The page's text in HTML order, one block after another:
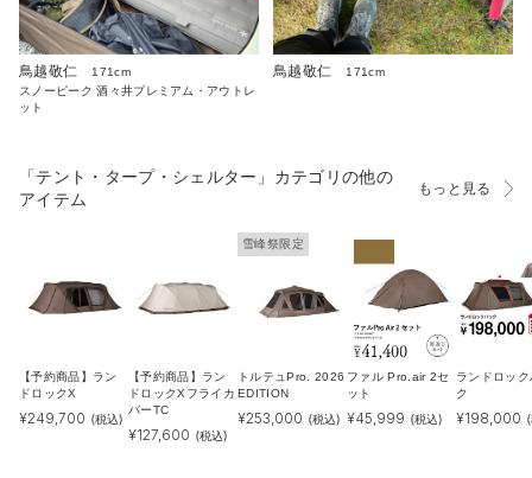
鳥越敬仁
171cm
スノーピーク 酒々井プレミアム・アウトレ
ット
鳥越敬仁 171cm
「テント・タープ・シェルター」カテゴリの他の
アイテム
もっと見る
【予約商品】ラン
ドロックX
¥249,700 (税込)
【予約商品】ラン
ドロックXフライカ
バーTC
¥127,600 (税込)
雪峰祭限定
トルテュPro. 2026
EDITION
¥253,000 (税込)
ファル Pro.air 2セ
ット
¥45,999 (税込)
ランドロック
ク
¥198,000